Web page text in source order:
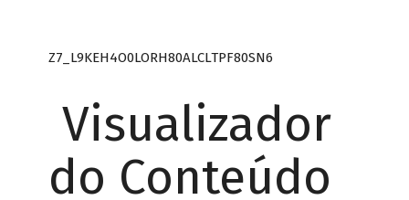
Z7_L9KEH4O0LORH80ALCLTPF80SN6
Visualizador
do Conteúdo